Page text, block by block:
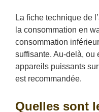
La fiche technique de
la consommation en
consommation
suffisante. Au-delà, ou
appareils puissants
est recommandée.
Quelles sont